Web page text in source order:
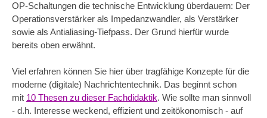
OP-Schaltungen die technische Entwicklung überdauern: Der
Operationsverstärker als Impedanzwandler, als Verstärker
sowie als Antialiasing-Tiefpass. Der Grund hierfür wurde
bereits oben erwähnt.
Viel erfahren können Sie hier über tragfähige Konzepte für die
moderne (digitale) Nachrichtentechnik. Das beginnt schon
mit 10 Thesen zu dieser Fachdidaktik. Wie sollte man sinnvoll
- d.h. Interesse weckend, effizient und zeitökonomisch - auf